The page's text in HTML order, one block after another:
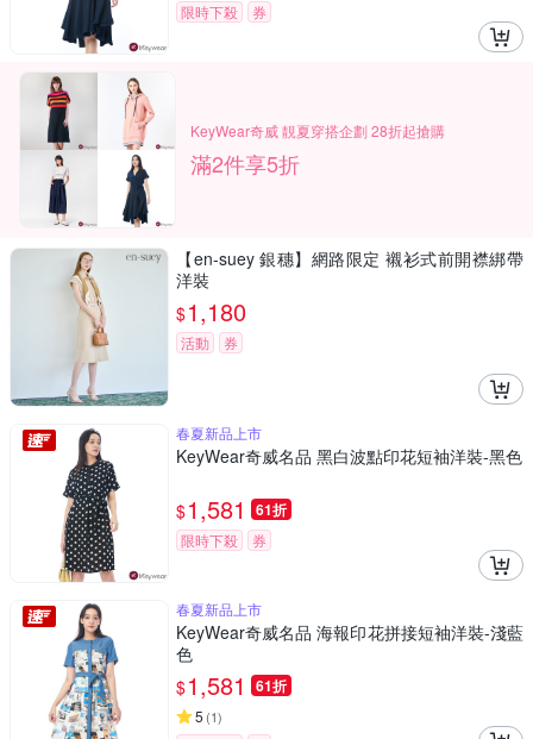
限時下殺 券
KeyWear奇威 靚夏穿搭企劃 28折起搶購
滿2件享5折
【en-suey 銀穗】網路限定 襯衫式前開襟綁帶
洋裝
$1,180
活動 券
春夏新品上市
KeyWear奇威名品 黑白波點印花短袖洋裝-黑色
$1,581 61折
限時下殺 券
春夏新品上市
KeyWear奇威名品 海報印花拼接短袖洋裝-淺藍
色
$1,581 61折
5 (1)